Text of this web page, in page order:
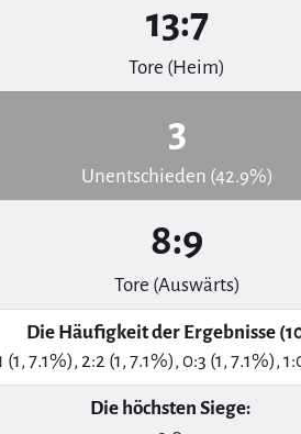
13:7
Tore (Heim)
3
Unentschieden (42.9%)
8:9
Tore (Auswärts)
Die Häufigkeit der Ergebnisse
7.1%), 2:2 (1, 7.1%), 0:3 (1, 7.1%),
Die höchsten Siege: